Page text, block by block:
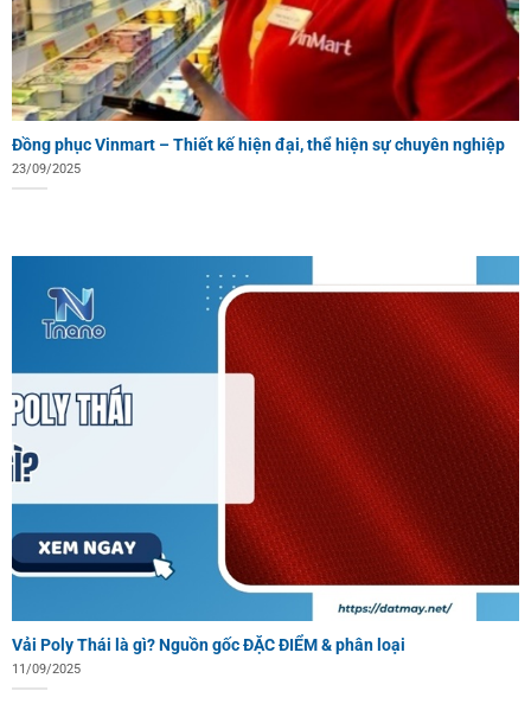
Đồng phục Vinmart – Thiết kế hiện đại, thể hiện sự chuyên nghiệp
23/09/2025
Vải Poly Thái là gì? Nguồn gốc ĐẶC ĐIỂM & phân loại
11/09/2025